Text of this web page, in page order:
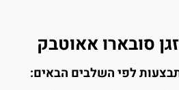
סובארו אאוטבק
לפי השלבים הבאים: